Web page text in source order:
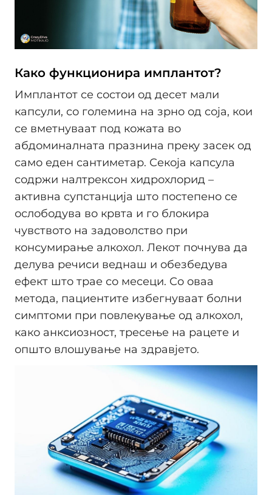
Како функционира имплантот?
Имплантот се состои од десет мали
капсули, со големина на зрно од соја, кои
се вметнуваат под кожата во
абдоминалната празнина преку засек од
само еден сантиметар. Секоја капсула
содржи налтрексон хидрохлорид –
активна супстанција што постепено се
ослободува во крвта и го блокира
чувството на задоволство при
консумирање алкохол. Лекот почнува да
делува речиси веднаш и обезбедува
ефект што трае со месеци. Со оваа
метода, пациентите избегнуваат болни
симптоми при повлекување од алкохол,
како анксиозност, тресење на рацете и
општо влошување на здравјето.